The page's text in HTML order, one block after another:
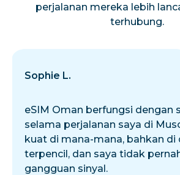
perjalanan mereka lebih
terhubung.
Sophie L.
eSIM Oman berfungsi dengan
selama perjalanan saya di
kuat di mana-mana, bahkan di
terpencil, dan saya tidak
gangguan sinyal.